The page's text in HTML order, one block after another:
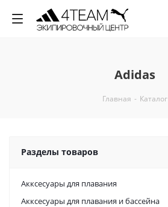
Adidas
Главная - Каталог
Разделы товаров
Акксесуары для плавания
Акксесуары для плавания и бассейна